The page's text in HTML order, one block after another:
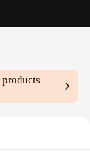
products